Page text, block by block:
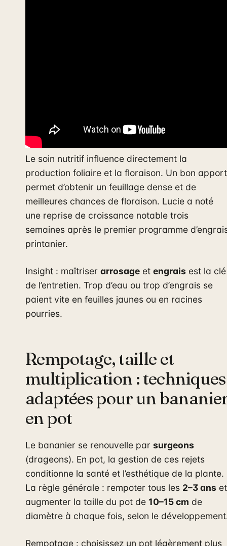
Le soin nutritif influence directement la
production foliaire et la floraison. Un bon apport
permet d’obtenir un feuillage dense et de
meilleures chances de floraison. Lucie a noté
une reprise de croissance notable trois
semaines après le premier programme
printanier.
Insight : maîtriser arrosage et engrais est la clé
de l’entretien. Trop d’eau ou trop d’engrais se
paient vite en feuilles jaunes ou en racines
pourries.
Rempotage, taille et
multiplication : techniques
adaptées pour un
en pot
Le bananier se renouvelle par surgeons
(drageons). En pot, la gestion de ces rejets
conditionne la santé et l’esthétique de la plante.
La règle générale : rempoter tous les 2–3 ans et
augmenter la taille du pot de 10–15 cm de
diamètre à chaque fois, selon le
Rempotage : choisissez un pot légèrement plus